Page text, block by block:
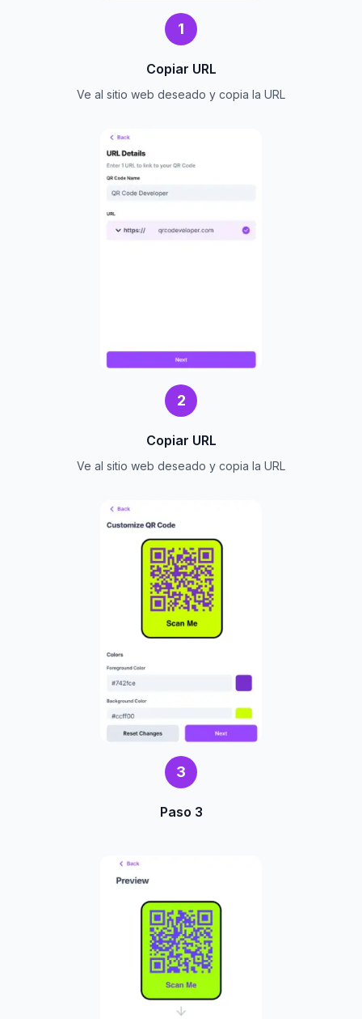
1
Copiar URL
Ve al sitio web deseado y copia la URL
2
Copiar URL
Ve al sitio web deseado y copia la URL
3
Paso 3